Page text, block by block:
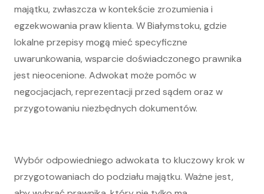
majątku, zwłaszcza w kontekście zrozumienia i
egzekwowania praw klienta. W Białymstoku, gdzie
lokalne przepisy mogą mieć specyficzne
uwarunkowania, wsparcie doświadczonego prawnika
jest nieocenione. Adwokat może pomóc w
negocjacjach, reprezentacji przed sądem oraz w
przygotowaniu niezbędnych dokumentów.
Wybór odpowiedniego adwokata to kluczowy krok w
przygotowaniach do podziału majątku. Ważne jest,